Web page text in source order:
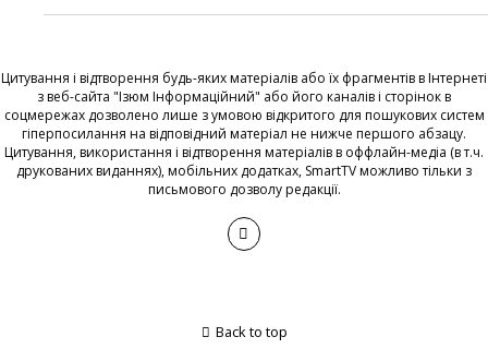
Цитування і відтворення будь-яких матеріалів або їх фрагментів в Інтернеті
з веб-сайта "Ізюм Інформаційний" або його каналів і сторінок в
соцмережах дозволено лише з умовою відкритого для пошукових систем
гіперпосилання на відповідний матеріал не нижче першого абзацу.
Цитування, використання і відтворення матеріалів в оффлайн-медіа (в т.ч.
друкованих виданнях), мобільних додатках, SmartTV можливо тільки з
письмового дозволу редакції.
Back to top